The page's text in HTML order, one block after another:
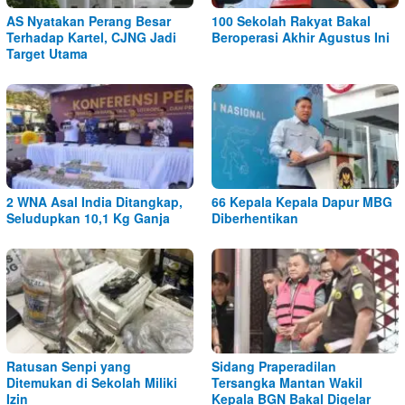
AS Nyatakan Perang Besar
Terhadap Kartel, CJNG Jadi
Target Utama
100 Sekolah Rakyat Bakal
Beroperasi Akhir Agustus Ini
2 WNA Asal India Ditangkap,
Seludupkan 10,1 Kg Ganja
66 Kepala Kepala Dapur MBG
Diberhentikan
Ratusan Senpi yang
Ditemukan di Sekolah Miliki
Izin
Sidang Praperadilan
Tersangka Mantan Wakil
Kepala BGN Bakal Digelar